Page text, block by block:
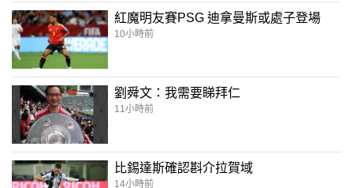
紅魔明友賽PSG 迪拿曼斯或處子登場
10小時前
劉舜文：我需要睇拜仁
11小時前
比錫達斯確認斟介拉賀域
14小時前